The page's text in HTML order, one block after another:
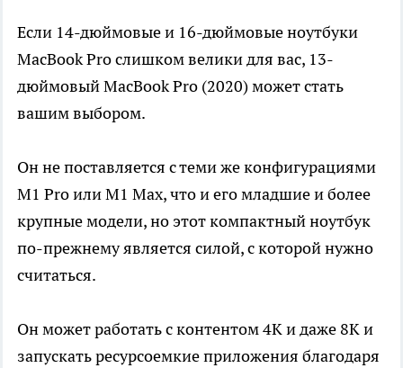
Если 14-дюймовые и 16-дюймовые ноутбуки
MacBook Pro слишком велики для вас, 13-
дюймовый MacBook Pro (2020) может стать
вашим выбором.
Он не поставляется с теми же конфигурациями
M1 Pro или M1 Max, что и его младшие и более
крупные модели, но этот компактный ноутбук
по-прежнему является силой, с которой нужно
считаться.
Он может работать с контентом 4K и даже 8K и
запускать ресурсоемкие приложения благодаря